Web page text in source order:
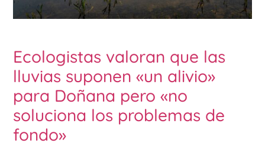
Ecologistas valoran que las
lluvias suponen «un alivio»
para Doñana pero «no
soluciona los problemas de
fondo»